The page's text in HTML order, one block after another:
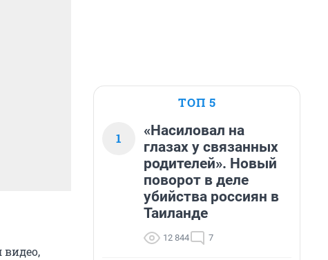
видео,
ТОП 5
1
«Насиловал на
глазах у связанных
родителей». Новый
поворот в деле
убийства россиян в
Таиланде
12 844 7